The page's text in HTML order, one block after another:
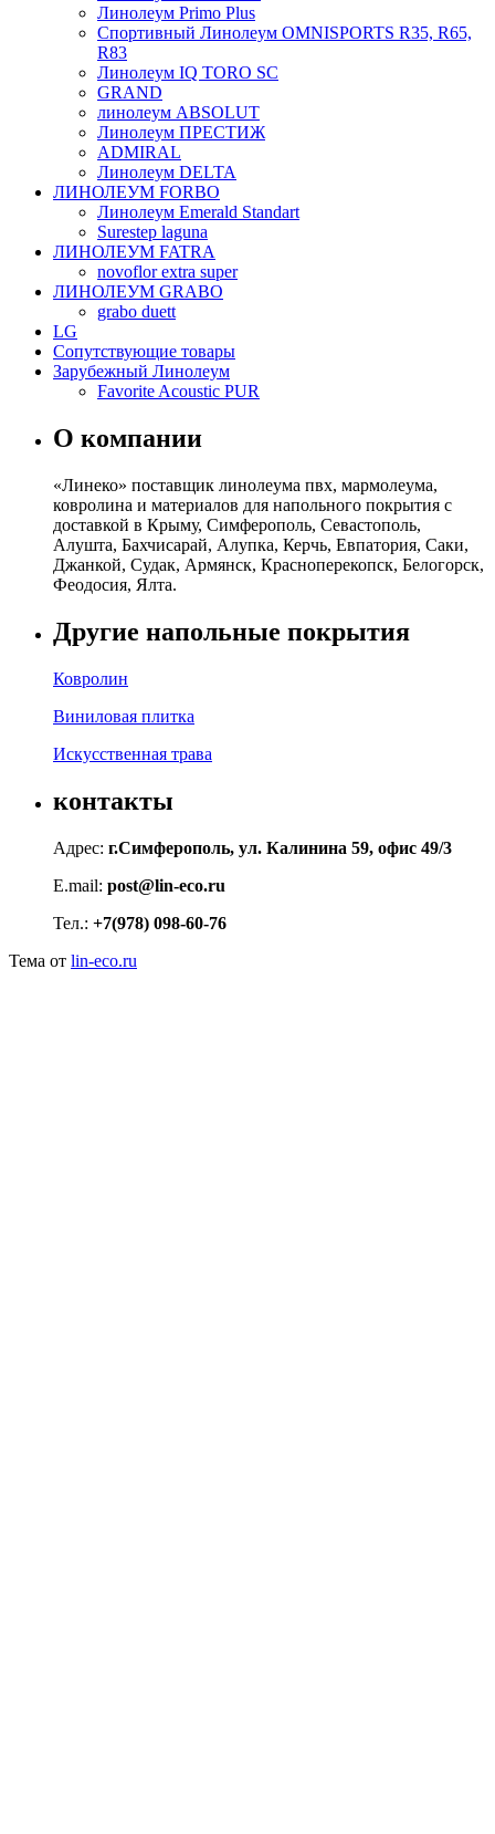
Линолеум Primo Plus
Спортивный Линолеум OMNISPORTS R35, R65,
R83
Линолеум IQ TORO SC
GRAND
линолеум ABSOLUT
Линолеум ПРЕСТИЖ
ADMIRAL
Линолеум DELTA
ЛИНОЛЕУМ FORBO
Линолеум Emerald Standart
Surestep laguna
ЛИНОЛЕУМ FATRA
novoflor extra super
ЛИНОЛЕУМ GRABO
grabo duett
LG
Сопутствующие товары
Зарубежный Линолеум
Favorite Acoustic PUR
О компании
«Линеко» поставщик линолеума пвх, мармолеума,
ковролина и материалов для напольного покрытия с
доставкой в Крыму, Симферополь, Севастополь,
Алушта, Бахчисарай, Алупка, Керчь, Евпатория, Саки,
Джанкой, Судак, Армянск, Красноперекопск, Белогорск,
Феодосия, Ялта.
Другие напольные покрытия
Ковролин
Виниловая плитка
Искусственная трава
контакты
Адрес: г.Симферополь, ул. Калинина 59, офис 49/3
E.mail: post@lin-eco.ru
Тел.: +7(978) 098-60-76
Тема от lin-eco.ru